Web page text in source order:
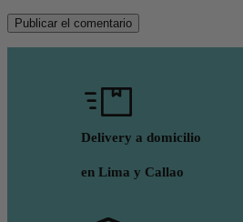
Delivery a domicilio
en Lima y Callao